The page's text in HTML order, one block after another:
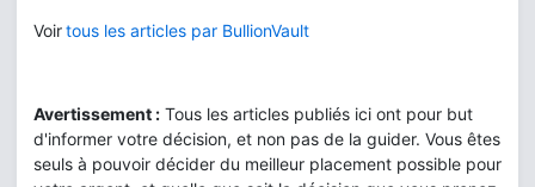
Voirtous les articles par BullionVault
Avertissement : Tous les articles publiés ici ont pour but
d'informer votre décision, et non pas de la guider. Vous êtes
seuls à pouvoir décider du meilleur placement possible pour